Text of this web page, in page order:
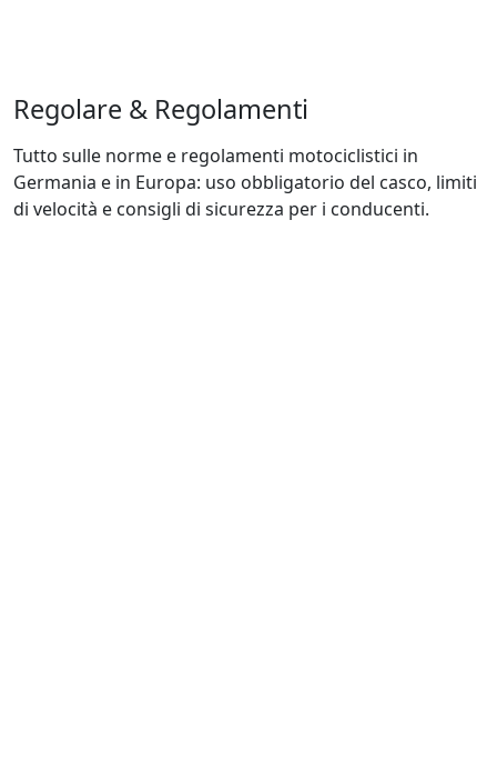
Regolare & Regolamenti
Tutto sulle norme e regolamenti motociclistici in
Germania e in Europa: uso obbligatorio del casco, limiti
di velocità e consigli di sicurezza per i conducenti.